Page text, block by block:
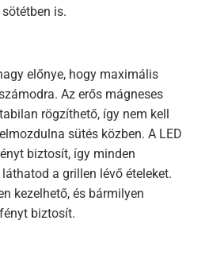
is.
előnye, hogy maximális
Az erős mágneses
rögzíthető, így nem kell
sütés közben. A LED
biztosít, így minden
a grillen lévő ételeket.
kezelhető, és bármilyen
biztosít.